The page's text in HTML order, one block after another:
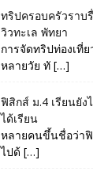
ทริปครอบครัวราบ
วิวทะเล พัทยา
การจัดทริปท่องเที่
หลายวัย ทั […]
ฟิสิกส์ ม.4 เรียนยัง
ได้เรียน
หลายคนขึ้นชื่อว่า
ไปด้ […]